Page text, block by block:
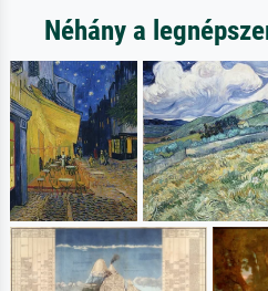
Néhány a